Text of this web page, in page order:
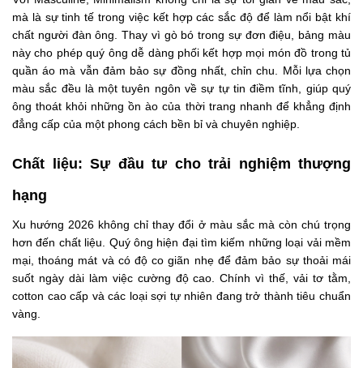
mà là sự tinh tế trong việc kết hợp các sắc độ để làm nổi bật khí
chất người đàn ông. Thay vì gò bó trong sự đơn điệu, bảng màu
này cho phép quý ông dễ dàng phối kết hợp mọi món đồ trong tủ
quần áo mà vẫn đảm bảo sự đồng nhất, chỉn chu. Mỗi lựa chọn
màu sắc đều là một tuyên ngôn về sự tự tin điềm tĩnh, giúp quý
ông thoát khỏi những ồn ào của thời trang nhanh để khẳng định
đẳng cấp của một phong cách bền bỉ và chuyên nghiệp.
Chất liệu: Sự đầu tư cho trải nghiệm thượng
hạng
Xu hướng 2026 không chỉ thay đổi ở màu sắc mà còn chú trọng
hơn đến chất liệu. Quý ông hiện đại tìm kiếm những loại vải mềm
mại, thoáng mát và có độ co giãn nhẹ để đảm bảo sự thoải mái
suốt ngày dài làm việc cường độ cao. Chính vì thế, vải tơ tằm,
cotton cao cấp và các loại sợi tự nhiên đang trở thành tiêu chuẩn
vàng.